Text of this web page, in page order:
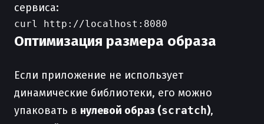
сервиса:
Оптимизация размера образа
Если приложение не использует
динамические библиотеки, его можно
упаковать в нулевой образ (scratch),